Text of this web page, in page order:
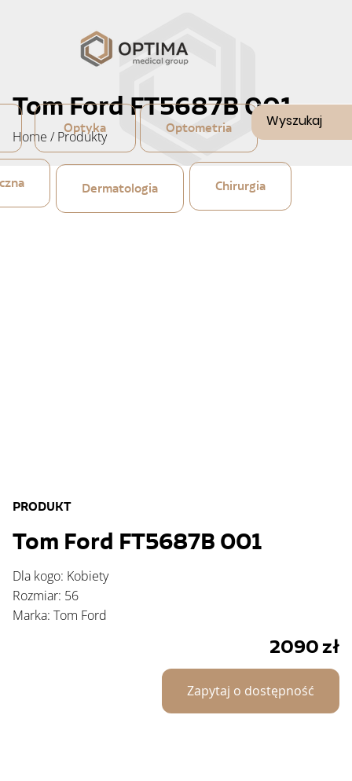
Optyka Optometria
Dermatologia Chirurgia
Tom Ford FT5687B 001
Home / Produkty
PRODUKT
Tom Ford FT5687B 001
Dla kogo: Kobiety
Rozmiar: 56
Marka: Tom Ford
2090zł
Zapytaj o dostępność